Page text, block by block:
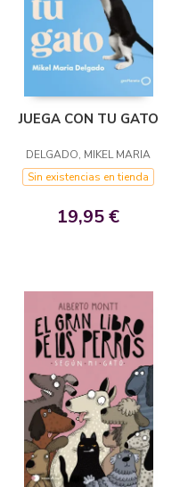
JUEGA CON TU GATO
DELGADO, MIKEL MARIA
Sin existencias en tienda
19,95 €